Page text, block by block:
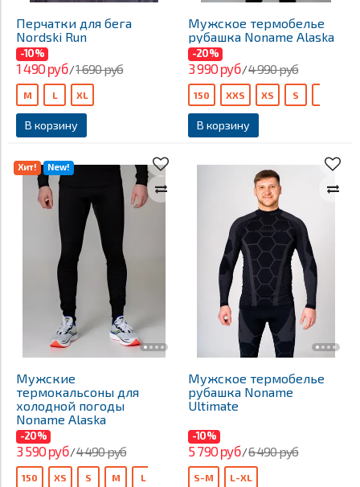
Перчатки для бега
Nordski Run
-10%
1 490 руб/1 690 руб
В корзину
M L XL
Мужское термобелье
рубашка Noname Alaska
-20%
3 990 руб/4 990 руб
В корзину
150 XXS XS S
Хит! New!
Мужские
термокальсоны для
холодной погоды
Noname Alaska
-20%
3 590 руб/4 490 руб
150 XS S M L XXL XXXL
Мужское термобелье
рубашка Noname
Ultimate
-10%
5 790 руб/6 490 руб
S-M L-XL